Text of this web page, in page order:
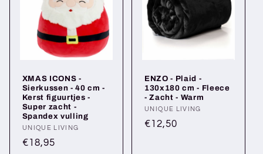
XMAS ICONS -
Sierkussen - 40 cm -
Kerst figuurtjes -
Super zacht -
Spandex vulling
Verkoper:
UNIQUE LIVING
Normale
€18,95
ENZO - Plaid -
130x180 cm - Fleece
- Zacht - Warm
Verkoper:
UNIQUE LIVING
Normale
€12,50